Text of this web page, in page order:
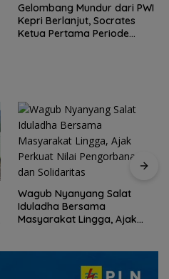
Gelombang Mundur dari PWI
Kepri Berlanjut, Socrates
Ketua Pertama Periode
Wagub Nyanyang Salat
Iduladha Bersama
Masyarakat Lingga, Ajak